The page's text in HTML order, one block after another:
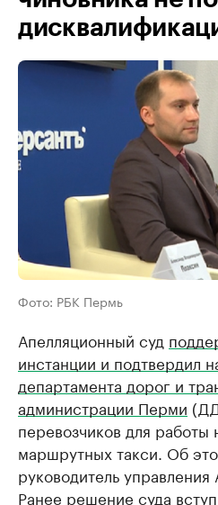
Фото: РБК Пермь
Апелляционный суд
инстанции и подтвердил
департамента дорог и
администрации Перми
перевозчиков для работы
маршрутных такси. Об
руководитель
Ранее решение суда